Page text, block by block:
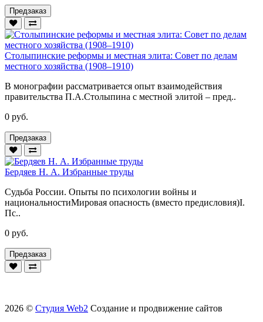
Предзаказ
Столыпинские реформы и местная элита: Совет по делам
местного хозяйства (1908–1910)
В монографии рассматривается опыт взаимодействия
правительства П.А.Столыпина с местной элитой – пред..
0 руб.
Предзаказ
Бердяев Н. А. Избранные труды
Судьба России. Опыты по психологии войны и
национальностиМировая опасность (вместо предисловия)I.
Пс..
0 руб.
Предзаказ
2026 © Студия Web2 Создание и продвижение сайтов